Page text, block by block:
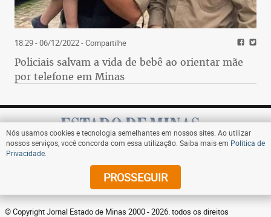
18:29 - 06/12/2022- Compartilhe
Policiais salvam a vida de bebê ao orientar mãe
por telefone em Minas
Assine
© Copyright Jornal Estado de Minas 2000 - 2026. todos os direitos
Nós usamos cookies e tecnologia semelhantes em nossos sites. Ao utilizar
nossos serviços, você concorda com essa utilização. Saiba mais em Política de
Privacidade
PROSSEGUIR